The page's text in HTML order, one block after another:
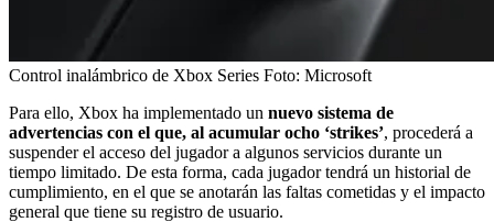
Control inalámbrico de Xbox Series Foto: Microsoft
Para ello, Xbox ha implementado un nuevo sistema de
advertencias con el que, al acumular ocho ‘strikes’, procederá a
suspender el acceso del jugador a algunos servicios durante un
tiempo limitado. De esta forma, cada jugador tendrá un historial de
cumplimiento, en el que se anotarán las faltas cometidas y el impacto
general que tiene su registro de usuario.